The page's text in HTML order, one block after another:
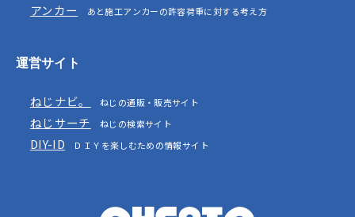
アンカー
あと施工アンカーの許容荷重に対する考え方
運営サイト
ねじナビ。 ねじの通販・販売サイト
ねじサーチ ねじの検索サイト
DIY-ID ＤＩＹを楽しむための情報サイト